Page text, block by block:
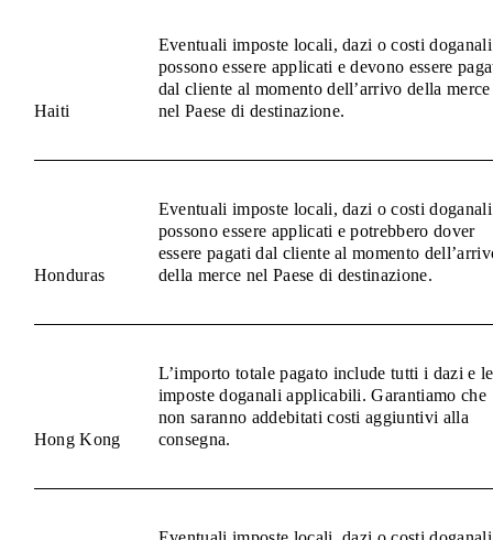
Haiti
Eventuali imposte locali, dazi o costi doganali
possono essere applicati e devono essere
dal cliente al momento dell’arrivo della merce
nel Paese di destinazione.
Honduras
Eventuali imposte locali, dazi o costi doganali
possono essere applicati e potrebbero dover
essere pagati dal cliente al momento
della merce nel Paese di destinazione.
Hong Kong
L’importo totale pagato include tutti i dazi e le
imposte doganali applicabili. Garantiamo che
non saranno addebitati costi aggiuntivi alla
consegna.